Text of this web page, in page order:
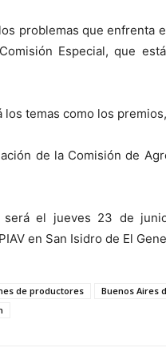
problemas que enfrenta
Especial, que
los temas como los
de la Comisión de
será el jueves 23 de
en San Isidro de El
de productores Buenos Aires